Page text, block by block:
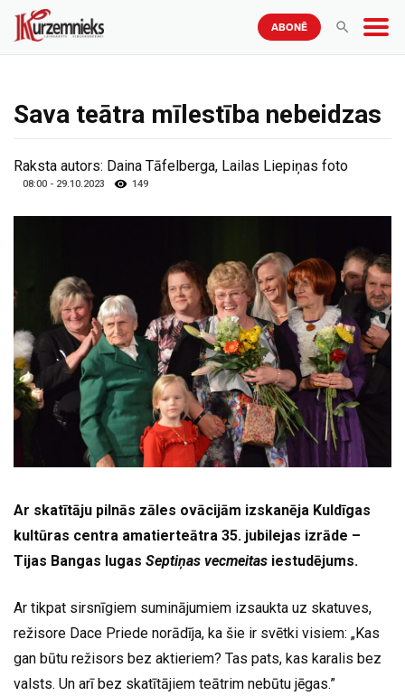
ABONĒ
Sava teātra mīlestība nebeidzas
Raksta autors: Daina Tāfelberga, Lailas Liepiņas foto
08:00 - 29.10.2023 149
Ar skatītāju pilnās zāles ovācijām izskanēja Kuldīgas
kultūras centra amatierteātra 35. jubilejas izrāde –
Tijas Bangas lugas Septiņas vecmeitas iestudējums.
Ar tikpat sirsnīgiem suminājumiem izsaukta uz skatuves,
režisore Dace Priede norādīja, ka šie ir svētki visiem: „Kas
gan būtu režisors bez aktieriem? Tas pats, kas karalis bez
valsts. Un arī bez skatītājiem teātrim nebūtu jēgas.”